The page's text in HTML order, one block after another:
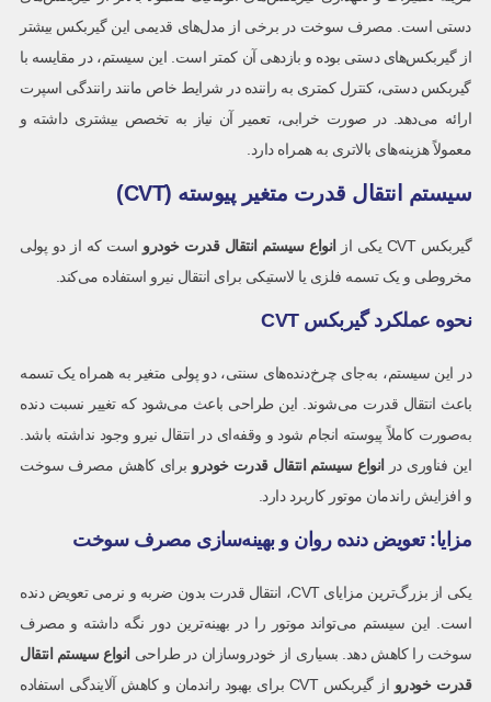
دستی است. مصرف سوخت در برخی از مدل‌های قدیمی این گیربکس بیشتر
از گیربکس‌های دستی بوده و بازدهی آن کمتر است. این سیستم، در مقایسه با
گیربکس دستی، کنترل کمتری به راننده در شرایط خاص مانند رانندگی اسپرت
ارائه می‌دهد. در صورت خرابی، تعمیر آن نیاز به تخصص بیشتری داشته و
معمولاً هزینه‌های بالاتری به همراه دارد.
سیستم انتقال قدرت متغیر پیوسته (CVT)
گیربکس CVT یکی از انواع سیستم انتقال قدرت خودرو است که از دو پولی
مخروطی و یک تسمه فلزی یا لاستیکی برای انتقال نیرو استفاده می‌کند.
نحوه عملکرد گیربکس CVT
در این سیستم، به‌جای چرخ‌دنده‌های سنتی، دو پولی متغیر به همراه یک تسمه
باعث انتقال قدرت می‌شوند. این طراحی باعث می‌شود که تغییر نسبت دنده
به‌صورت کاملاً پیوسته انجام شود و وقفه‌ای در انتقال نیرو وجود نداشته باشد.
این فناوری در
انواع سیستم انتقال قدرت خودرو برای کاهش مصرف سوخت
و افزایش راندمان موتور کاربرد دارد.
مزایا: تعویض دنده روان و بهینه‌سازی مصرف سوخت
یکی از بزرگ‌ترین مزایای CVT، انتقال قدرت بدون ضربه و نرمی تعویض دنده
است. این سیستم می‌تواند موتور را در بهینه‌ترین دور نگه داشته و مصرف
سوخت را کاهش دهد. بسیاری از خودروسازان در طراحی انواع سیستم انتقال
قدرت خودرو
از گیربکس CVT برای بهبود راندمان و کاهش آلایندگی استفاده